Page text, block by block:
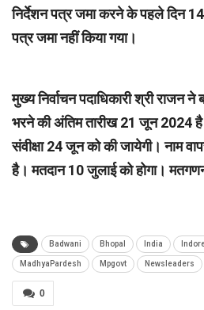
निर्देशन पत्र जमा करने के पहले दिन 14
पत्र जमा नहीं किया गया।
मुख्य निर्वाचन पदाधिकारी श्री राजन ने
भरने की अंतिम तारीख 21 जून 2024
संवीक्षा 24 जून को की जायेगी। नाम
है। मतदान 10 जुलाई को होगा।
Badwani Bhopal India
MadhyaPardesh Mpgovt Newsleaders
0